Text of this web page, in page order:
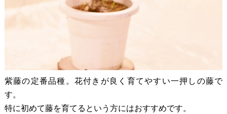
紫藤の定番品種。花付きが良く育てやすい一押しの藤で
す。
特に初めて藤を育てるという方にはおすすめです。